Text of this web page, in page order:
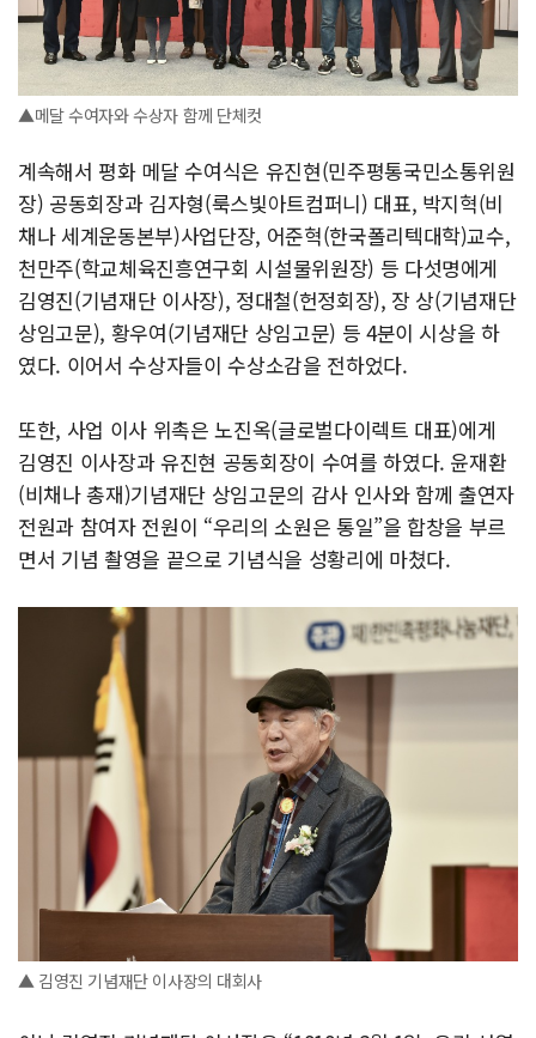
▲메달 수여자와 수상자 함께 단체컷
계속해서 평화 메달 수여식은 유진현(민주평통국민소통위원
장) 공동회장과 김자형(룩스빛아트컴퍼니) 대표, 박지혁(비
채나 세계운동본부)사업단장, 어준혁(한국폴리텍대학)교수,
천만주(학교체육진흥연구회 시설물위원장) 등 다섯명에게
김영진(기념재단 이사장), 정대철(헌정회장), 장 상(기념재단
상임고문), 황우여(기념재단 상임고문) 등 4분이 시상을 하
였다. 이어서 수상자들이 수상소감을 전하었다.
또한, 사업 이사 위촉은 노진옥(글로벌다이렉트 대표)에게
김영진 이사장과 유진현 공동회장이 수여를 하였다. 윤재환
(비채나 총재)기념재단 상임고문의 감사 인사와 함께 출연자
전원과 참여자 전원이 “우리의 소원은 통일”을 합창을 부르
면서 기념 촬영을 끝으로 기념식을 성황리에 마쳤다.
▲ 김영진 기념재단 이사장의 대회사